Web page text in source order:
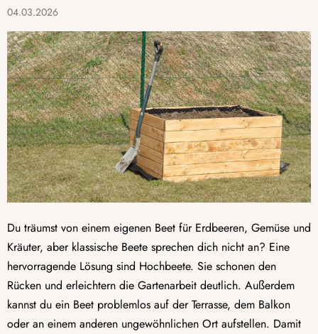
04.03.2026
Du träumst von einem eigenen Beet für Erdbeeren, Gemüse und
Kräuter, aber klassische Beete sprechen dich nicht an? Eine
hervorragende Lösung sind Hochbeete. Sie schonen den
Rücken und erleichtern die Gartenarbeit deutlich. Außerdem
kannst du ein Beet problemlos auf der Terrasse, dem Balkon
oder an einem anderen ungewöhnlichen Ort aufstellen. Damit